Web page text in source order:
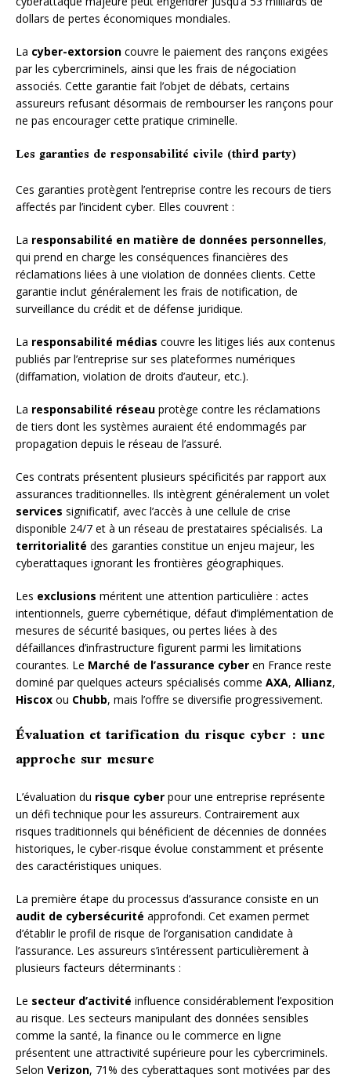
dollars de pertes économiques mondiales.
La cyber-extorsion couvre le paiement des rançons exigées
par les cybercriminels, ainsi que les frais de négociation
associés. Cette garantie fait l’objet de débats, certains
assureurs refusant désormais de rembourser les rançons pour
ne pas encourager cette pratique criminelle.
Les garanties de responsabilité civile (third party)
Ces garanties protègent l’entreprise contre les recours de tiers
affectés par l’incident cyber. Elles couvrent :
La responsabilité en matière de données personnelles,
qui prend en charge les conséquences financières des
réclamations liées à une violation de données clients. Cette
garantie inclut généralement les frais de notification, de
surveillance du crédit et de défense juridique.
La responsabilité médias couvre les litiges liés aux contenus
publiés par l’entreprise sur ses plateformes numériques
(diffamation, violation de droits d’auteur, etc.).
La responsabilité réseau protège contre les réclamations
de tiers dont les systèmes auraient été endommagés par
propagation depuis le réseau de l’assuré.
Ces contrats présentent plusieurs spécificités par rapport aux
assurances traditionnelles. Ils intègrent généralement un volet
services significatif, avec l’accès à une cellule de crise
disponible 24/7 et à un réseau de prestataires spécialisés. La
territorialité des garanties constitue un enjeu majeur, les
cyberattaques ignorant les frontières géographiques.
Les exclusions méritent une attention particulière : actes
intentionnels, guerre cybernétique, défaut d’implémentation de
mesures de sécurité basiques, ou pertes liées à des
défaillances d’infrastructure figurent parmi les limitations
courantes. Le Marché de l’assurance cyber en France reste
dominé par quelques acteurs spécialisés comme AXA, Allianz,
Hiscox ou Chubb, mais l’offre se diversifie progressivement.
Évaluation et tarification du risque cyber : une
approche sur mesure
L’évaluation du risque cyber pour une entreprise représente
un défi technique pour les assureurs. Contrairement aux
risques traditionnels qui bénéficient de décennies de données
historiques, le cyber-risque évolue constamment et présente
des caractéristiques uniques.
La première étape du processus d’assurance consiste en un
audit de cybersécurité approfondi. Cet examen permet
d’établir le profil de risque de l’organisation candidate à
l’assurance. Les assureurs s’intéressent particulièrement à
plusieurs facteurs déterminants :
Le secteur d’activité influence considérablement l’exposition
au risque. Les secteurs manipulant des données sensibles
comme la santé, la finance ou le commerce en ligne
présentent une attractivité supérieure pour les cybercriminels.
Selon Verizon, 71% des cyberattaques sont motivées par des